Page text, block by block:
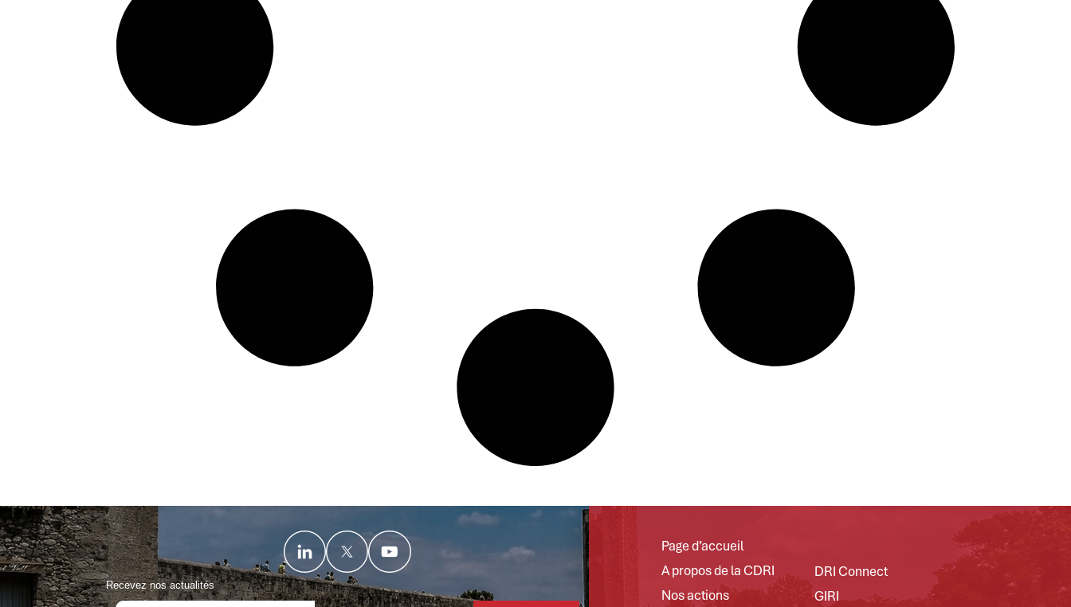
Recevez nos actualités
Page d’accueil
A propos de la CDRI
Nos actions
DRI Connect
GIRI